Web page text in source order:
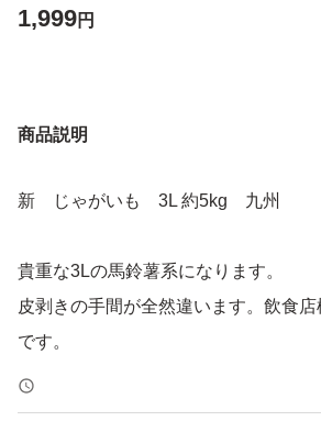
1,999円
商品説明
新 じゃがいも 3L 約5kg 九州
貴重な3Lの馬鈴薯系になります。
皮剥きの手間が全然違います。飲食
です。